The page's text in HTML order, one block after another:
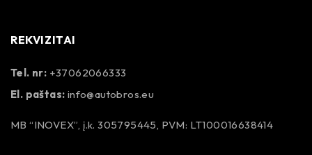
REKVIZITAI
Tel. nr: +37062066333
El. paštas: info@autobros.eu
MB “INOVEX”, į.k. 305795445, PVM: LT100016638414